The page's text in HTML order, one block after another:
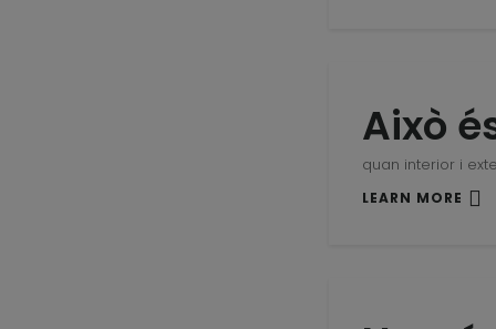
Això
quan interior i
LEARN MORE